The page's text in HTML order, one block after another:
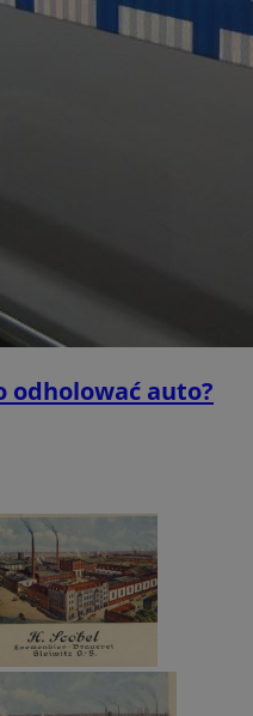
odholować auto?